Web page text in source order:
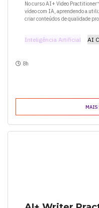
No curso AI+ Video
vídeo com IA, aprendendo a
criar conteúdos de qualidade
Inteligência Artificial AI
8h
MAIS